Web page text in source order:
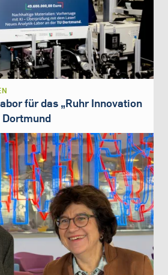
für das „Ruhr Innovation
Dortmund